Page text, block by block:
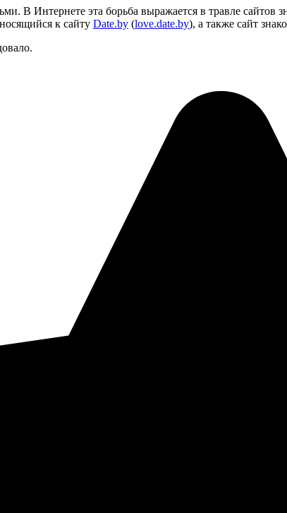
В Интернете эта борьба выражается в травле сайтов
к сайту Date.by (love.date.by), а также сайт